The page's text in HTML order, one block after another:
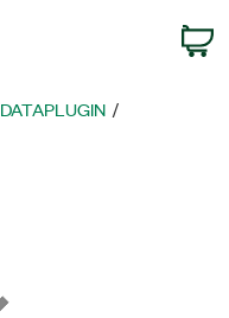
DATAPLUGIN